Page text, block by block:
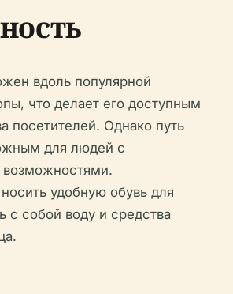
вдоль популярной
что делает его доступным
посетителей. Однако путь
для людей с
удобную обувь для
с собой воду и средства